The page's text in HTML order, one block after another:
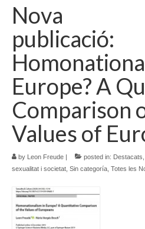
Contacte
Idioma:
Nova
publicació:
Europe? A
Comparison
Values of
by Leon Freude | posted in: Destacats
sexualitat i societat Sin categoría Totes les